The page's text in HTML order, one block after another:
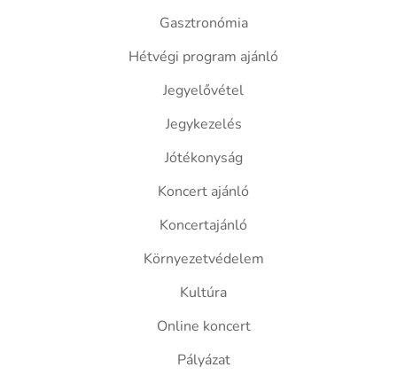
Gasztronómia
Hétvégi program ajánló
Jegyelővétel
Jegykezelés
Jótékonyság
Koncert ajánló
Koncertajánló
Környezetvédelem
Kultúra
Online koncert
Pályázat